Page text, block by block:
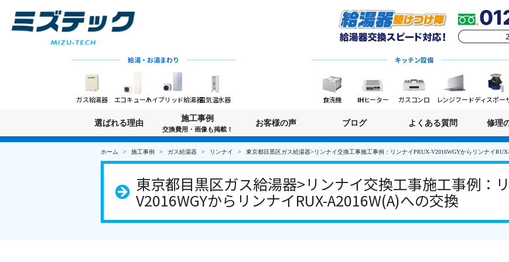
給湯・お湯まわり
ガス給湯器 エコキュートハイブリッド給湯器電気温水器
キッチン設備
食洗機 IHヒーター ガスコンロ レンジフードディスポー
選ばれる理由
施工事例
交換費用・画像も掲載！
お客様の声 ブログ よくある質問 修理
ホーム 施工事例 ガス給湯器 リンナイ 東京都目黒区ガス給湯器>リンナイ交換工事施工事例：リンナイPRUX-V2016WGYからリンナイ
東京都目黒区ガス給湯器>リンナイ交換工事施工事例：
V2016WGYからリンナイRUX-A2016W(A)への交換